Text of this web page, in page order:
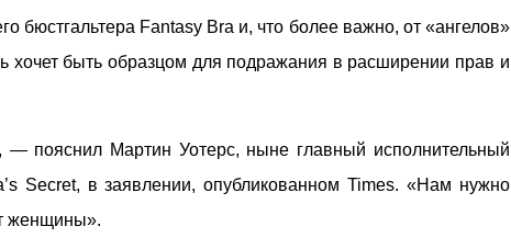
бюстгальтера Fantasy Bra и, что более важно, от «ангелов»
хочет быть образцом для подражания в расширении прав и
пояснил Мартин Уотерс, ныне главный исполнительный
Secret, в заявлении, опубликованном Times. «Нам нужно
женщины».